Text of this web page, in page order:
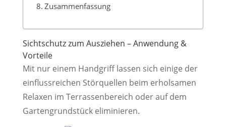
Zusammenfassung
Sichtschutz zum Ausziehen – Anwendung &
Vorteile
Mit nur einem Handgriff lassen sich einige der
einflussreichen Störquellen beim erholsamen
Relaxen im Terrassenbereich oder auf dem
Gartengrundstück eliminieren.